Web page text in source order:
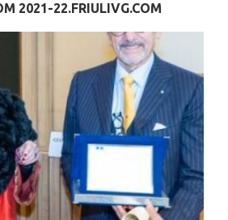
2021-22.FRIULIVG.COM